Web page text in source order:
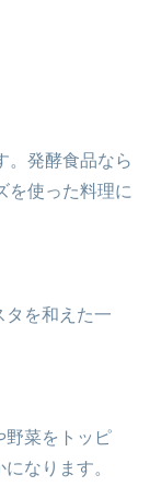
。発酵食品なら
を使った料理に
タを和えた一
野菜をトッピ
なります。